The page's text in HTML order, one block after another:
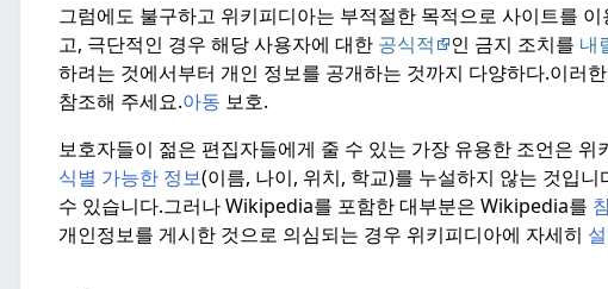
그럼에도 불구하고 위키피디아는 부적절한 목적으로 사이트를
고, 극단적인 경우 해당 사용자에 대한 공식적 인 금지 조치를 내
하려는 것에서부터 개인 정보를 공개하는 것까지 다양하다.이러
참조해 주세요.아동 보호.
보호자들이 젊은 편집자들에게 줄 수 있는 가장 유용한 조언은
식별 가능한 정보(이름, 나이, 위치, 학교)를 누설하지 않는 것입니
수 있습니다.그러나 Wikipedia를 포함한 대부분은 Wikipedia를
개인정보를 게시한 것으로 의심되는 경우 위키피디아에 자세히